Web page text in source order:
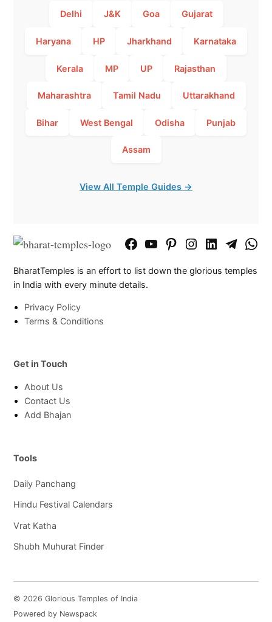
Delhi J&K Goa Gujarat
Haryana HP Jharkhand Karnataka
Kerala MP UP Rajasthan
Maharashtra Tamil Nadu Uttarakhand
Bihar West Bengal Odisha Punjab
Assam
View All Temple Guides →
FacebookYouTubePinterestInstagram
LinkedInTelegram
BharatTemples is an effort to list down the glorious temples
in India with every minute details.
Privacy Policy
Terms & Conditions
Get in Touch
About Us
Contact Us
Add Bhajan
Tools
Daily Panchang
Hindu Festival Calendars
Vrat Katha
Shubh Muhurat Finder
© 2026 Glorious Temples of India
Powered by Newspack